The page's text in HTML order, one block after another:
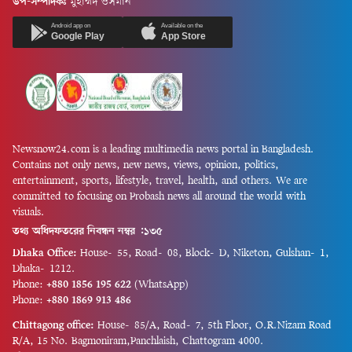
Android app on
Google Play
Available on the
App Store
Newsnow24.com is a leading multimedia news portal in Bangladesh.
Contains not only news, new news, views, opinion, politics,
entertainment, sports, lifestyle, travel, health, and others. We are
committed to focusing on Probash news all around the world with
visuals.
তথ্য অধিদফতরের নিবন্ধন নম্বর :১৩৫
Dhaka Office: House-55, Road-08, Block-D, Niketon, Gulshan-1,
Dhaka-1212.
Phone: +880 1856 195 622 (WhatsApp)
Phone: +880 1869 913 486
Chittagong office: House-85/A, Road-7, 5th Floor, O.R.Nizam Road
R/A, 15 No. Bagmoniram,Panchlaish, Chattogram 4000.